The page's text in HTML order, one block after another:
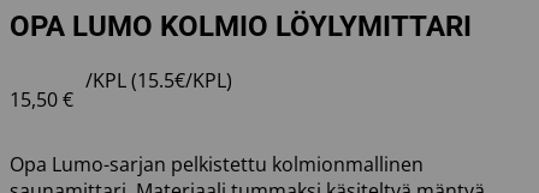
OPA LUMO KOLMIO LÖYLYMITTARI
15,50€
/KPL (15.5€/KPL)
Opa Lumo-sarjan pelkistettu kolmionmallinen